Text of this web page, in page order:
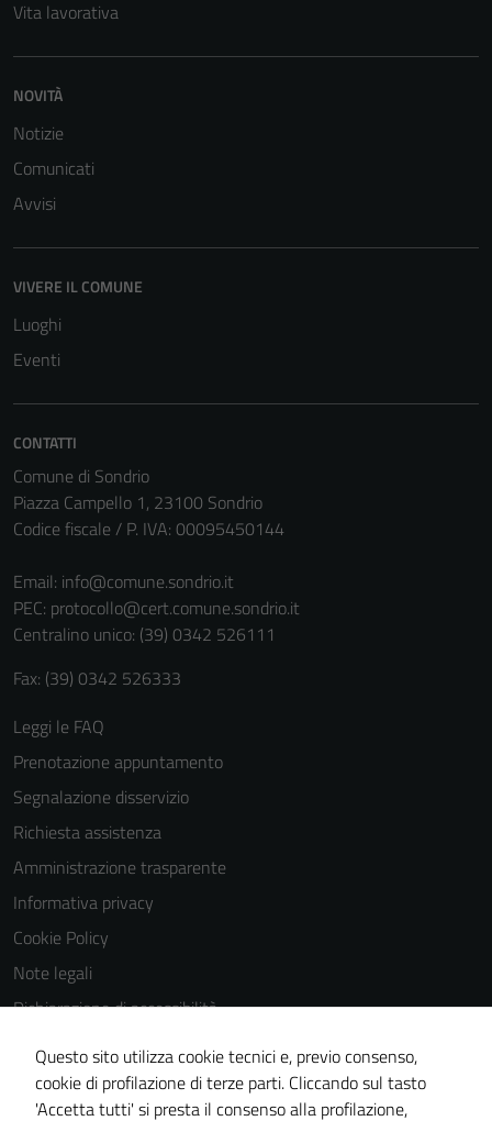
Vita lavorativa
NOVITÀ
Notizie
Comunicati
Avvisi
VIVERE IL COMUNE
Luoghi
Eventi
CONTATTI
Comune di Sondrio
Piazza Campello 1, 23100 Sondrio
Codice fiscale / P. IVA: 00095450144
Email: info@comune.sondrio.it
PEC: protocollo@cert.comune.sondrio.it
Centralino unico: (39) 0342 526111
Fax: (39) 0342 526333
Leggi le FAQ
Prenotazione appuntamento
Segnalazione disservizio
Richiesta assistenza
Amministrazione trasparente
Informativa privacy
Cookie Policy
Note legali
Dichiarazione di accessibilità
Dichiarazione di accessibilità Servizi
Whistleblowing
Piano di miglioramento del sito
Questo sito utilizza cookie tecnici e, previo consenso,
cookie di profilazione di terze parti. Cliccando sul tasto
'Accetta tutti' si presta il consenso alla profilazione,